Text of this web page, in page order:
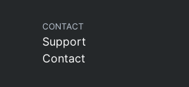
CONTACT
Support
Contact